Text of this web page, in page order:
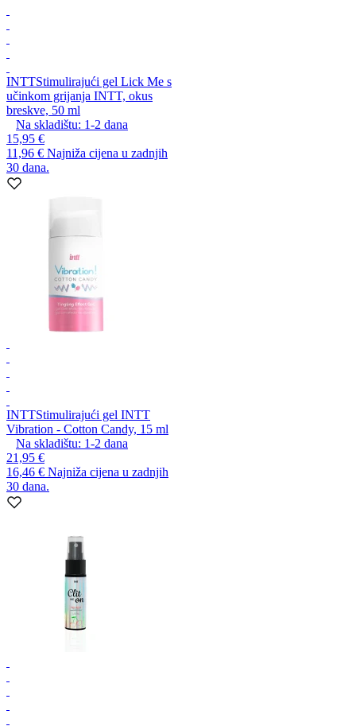
INTTStimulirajući gel Lick Me s
učinkom grijanja INTT, okus
breskve, 50 ml
Na skladištu: 1-2 dana
15,95 €
11,96 € Najniža cijena u zadnjih
30 dana.
INTTStimulirajući gel INTT
Vibration - Cotton Candy, 15 ml
Na skladištu: 1-2 dana
21,95 €
16,46 € Najniža cijena u zadnjih
30 dana.